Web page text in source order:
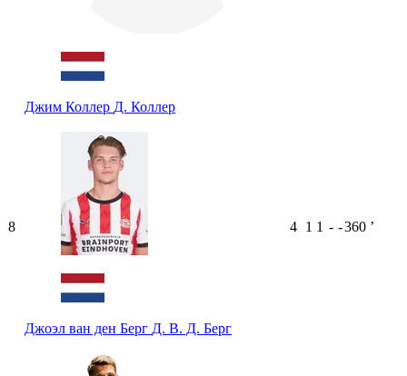
Джим Коллер Д. Коллер
8
Джоэл ван ден Берг Д. В. Д. Берг
4 1 1 - -360 ʼ